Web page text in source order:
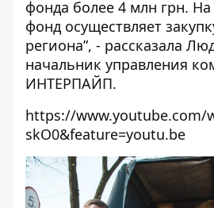
фонда более 4 млн грн. На
фонд осуществляет
региона”, - рассказала
начальник управления
ИНТЕРПАЙП.
https://www.youtube.com/
skO0&feature=youtu.be